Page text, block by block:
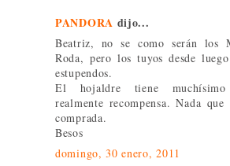
PANDORA dijo...
Beatriz, no se como serán los
Roda, pero los tuyos desde
estupendos.
El hojaldre tiene
realmente recompensa. Nada
comprada.
Besos
domingo, 30 enero, 2011